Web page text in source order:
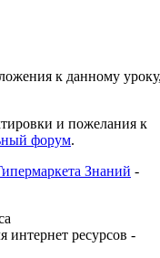
к данному
и пожелания к
форум.
Знаний -
интернет ресурсов -